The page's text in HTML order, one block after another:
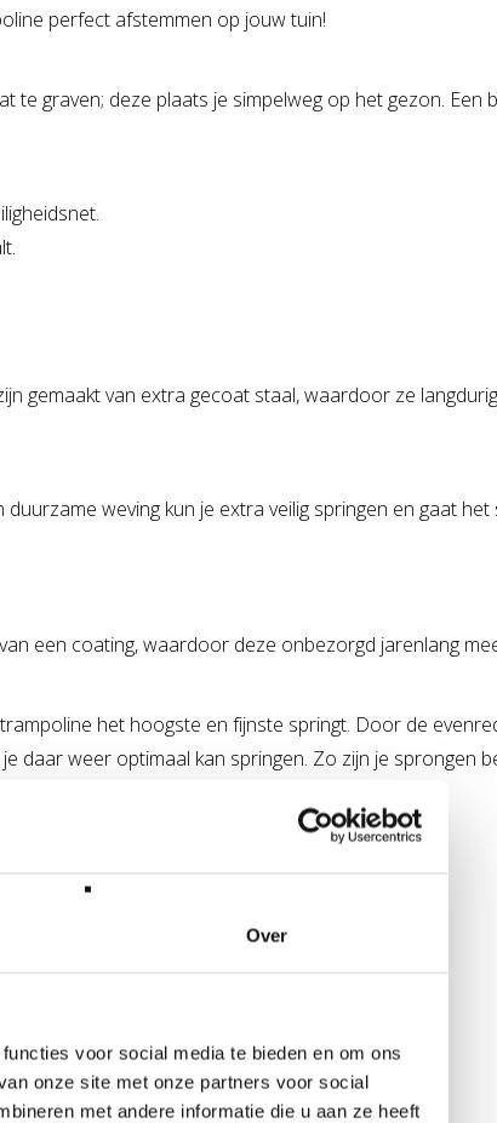
Over
voor social media te bieden en om ons
onze site met onze partners voor social
met andere informatie die u aan ze heeft
perfect afstemmen op jouw tuin!
graven; deze plaats je simpelweg op het gezon. Een
gemaakt van extra gecoat staal, waardoor ze
weving kun je extra veilig springen en gaat het
een coating, waardoor deze onbezorgd jarenlang
het hoogste en fijnste springt. Door de
daar weer optimaal kan springen. Zo zijn je sprongen
Comfort kun je altijd onbezorgd springen!